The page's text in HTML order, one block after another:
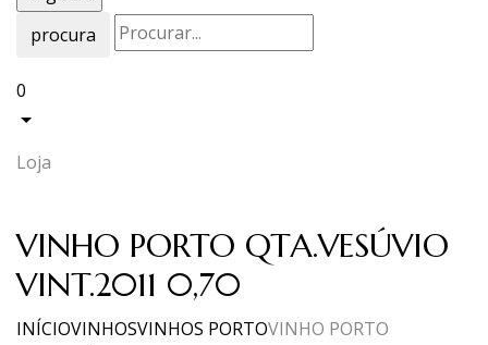
procura
0
Loja
VINHO PORTO QTA.VESÚVIO
VINT.2011 0,70
INÍCIOVINHOSVINHOS PORTOVINHO PORTO